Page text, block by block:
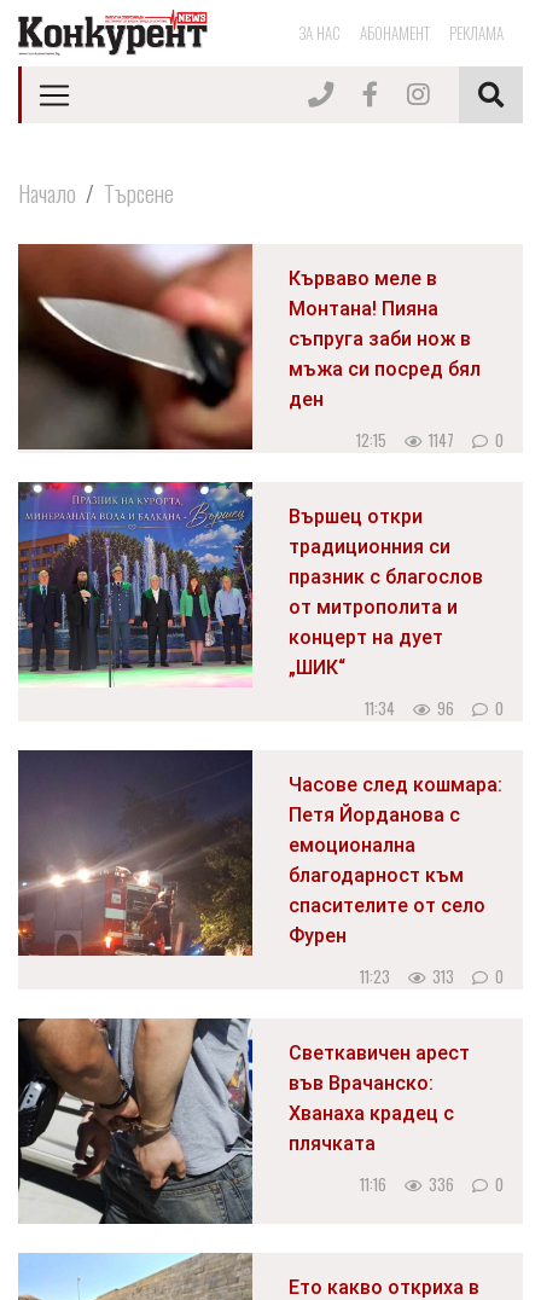
ЗА НАС АБОНАМЕНТ РЕКЛАМА
Начало Търсене
Кърваво меле в
Монтана! Пияна
съпруга заби нож в
мъжа си посред бял
ден
12:15 1147 0
Вършец откри
традиционния си
празник с благослов
от митрополита и
концерт на дует
„ШИК“
11:34 96 0
Часове след кошмара:
Петя Йорданова с
емоционална
благодарност към
спасителите от село
Фурен
11:23 313 0
Светкавичен арест
във Врачанско:
Хванаха крадец с
плячката
11:16 336 0
Ето какво откриха в